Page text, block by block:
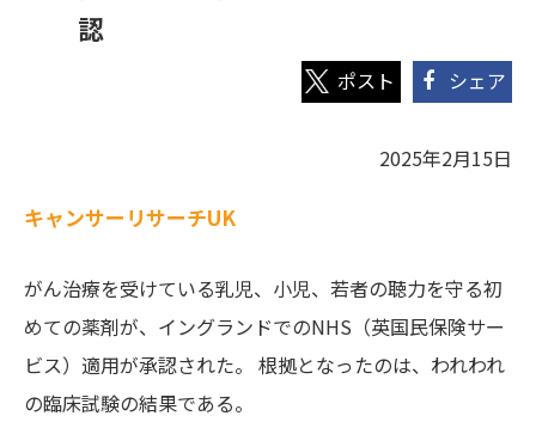
認
シェア
2025年2月15日
キャンサーリサーチUK
がん治療を受けている乳児、小児、若者の聴力を守る初
めての薬剤が、イングランドでのNHS（英国民保険サー
ビス）適用が承認された。 根拠となったのは、われわれ
の臨床試験の結果である。